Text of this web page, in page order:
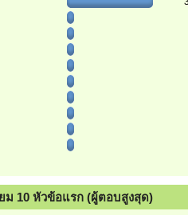
ม 10 หัวข้อแรก (ผู้ตอบสูงสุด)